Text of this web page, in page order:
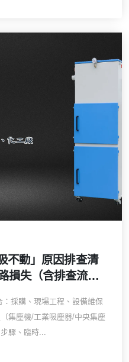
不動」原因排查清
損失（含排查流
商業級診斷指南
採購、現場工程、設備維保
集塵機/工業吸塵器/中央集塵
驟、臨時...